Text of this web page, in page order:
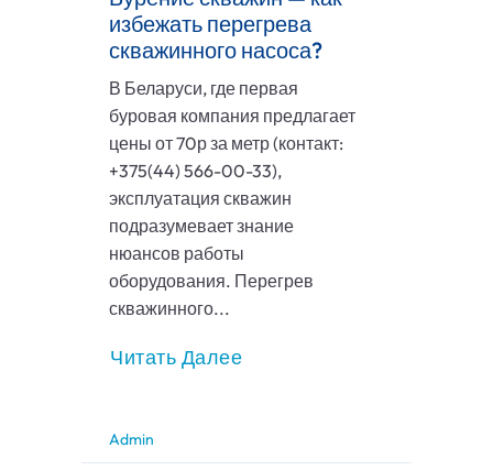
избежать перегрева
скважинного насоса?
В Беларуси, где первая
буровая компания предлагает
цены от 70р за метр (контакт:
+375(44) 566-00-33),
эксплуатация скважин
подразумевает знание
нюансов работы
оборудования. Перегрев
скважинного...
Читать Далее
Admin